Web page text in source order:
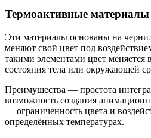
Термоактивные материалы
Эти материалы основаны на
меняют свой цвет под
такими элементами цвет меняется
состояния тела или окружающей
Преимущества — простота
возможность создания
— ограниченность цвета и
определённых температурах.